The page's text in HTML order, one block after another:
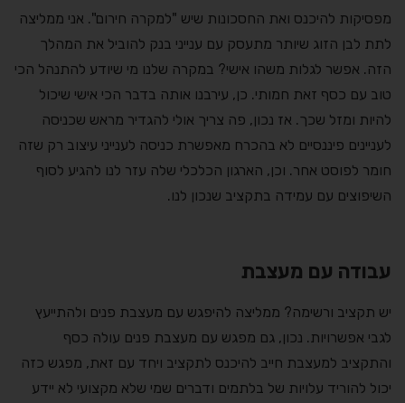
מפסיקות להיכנס ואת החסכונות שיש "למקרה חירום". אני ממליצה
לתת לבן הזוג שיותר מתעסק עם ענייני בנק להוביל את המהלך
הזה. אפשר לגלות משהו אישי? במקרה שלנו מי שיודע להתנהל הכי
טוב עם כסף זאת חמותי. כן, עירבנו אותה בדבר הכי אישי שיכול
להיות ומזל שכך. אז נכון, פה צריך אולי להגדיר מראש שכניסה
לעניינים פיננסיים לא בהכרח מאפשרת כניסה לענייני עיצוב רק שזה
חומר לפוסט אחר. וכן, הארגון הכלכלי שלה עזר לנו להגיע לסוף
השיפוצים עם עמידה בתקציב שנכון לנו.
עבודה עם מעצבת
יש תקציב ורשימה? ממליצה להיפגש עם מעצבת פנים ולהתייעץ
לגבי אפשרויות. נכון, גם מפגש עם מעצבת פנים עולה כסף
והתקציב למעצבת חייב להיכנס לתקציב ויחד עם זאת, מפגש כזה
יכול להוריד עלויות של בלתמים ודברים שמי שלא מקצועי לא יידע